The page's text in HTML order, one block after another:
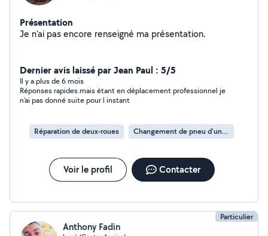
Présentation
Je n'ai pas encore renseigné ma présentation.
Dernier avis laissé par Jean Paul : 5/5
Il y a plus de 6 mois
Réponses rapides.mais étant en déplacement professionnel je
n'ai pas donné suite pour l instant
Réparation de deux-roues Changement de pneu d'un deux-roues
Voir le profil Contacter
Particulier
Anthony Fadin